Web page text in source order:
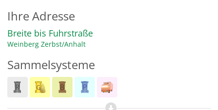
Ihre Adresse
Breite bis Fuhrstraße
Weinberg Zerbst/Anhalt
Sammelsysteme